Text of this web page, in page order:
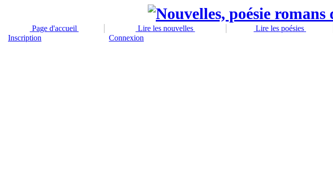
Page d'accueil Lire les nouvelles Lire les poésies
Inscription
Connexion